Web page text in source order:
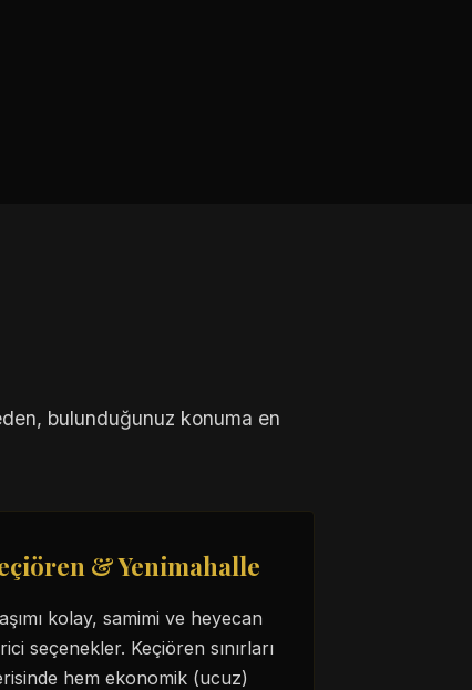
bulunduğunuz konuma en
& Yenimahalle
kolay, samimi ve heyecan
seçenekler. Keçiören sınırları
hem ekonomik (ucuz)